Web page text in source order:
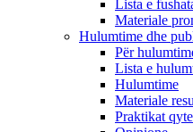
Lista e
Materiale
Hulumtime dhe
Për
Lista e
Hulumtime
Materiale
Praktikat